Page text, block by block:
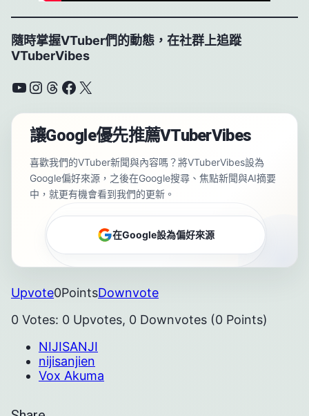
隨時掌握VTuber們的動態，在社群上追蹤
VTuberVibes
YouTube
Instagram
Threads
Facebook
X
讓Google優先推薦VTuberVibes
喜歡我們的VTuber新聞與內容嗎？將VTuberVibes設為
Google偏好來源，之後在Google搜尋、焦點新聞與AI摘要
中，就更有機會看到我們的更新。
在Google設為偏好來源
Upvote0PointsDownvote
0 Votes: 0 Upvotes, 0 Downvotes (0 Points)
NIJISANJI
nijisanjien
Vox Akuma